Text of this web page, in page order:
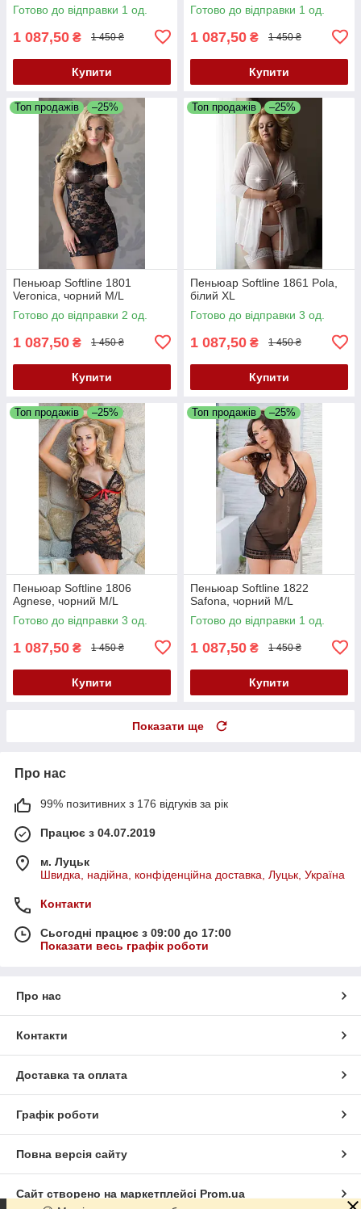
Готово до відправки 1 од.
1 087,50 ₴ 1 450 ₴
Купити
Готово до відправки 1 од.
1 087,50 ₴ 1 450 ₴
Купити
Топ продажів –25%
Пеньюар Softline 1801
Veronica, чорний M/L
Готово до відправки 2 од.
1 087,50 ₴ 1 450 ₴
Купити
Топ продажів –25%
Пеньюар Softline 1861 Pola,
білий XL
Готово до відправки 3 од.
1 087,50 ₴ 1 450 ₴
Купити
Топ продажів –25%
Пеньюар Softline 1806
Agnese, чорний M/L
Готово до відправки 3 од.
1 087,50 ₴ 1 450 ₴
Купити
Топ продажів –25%
Пеньюар Softline 1822
Safona, чорний M/L
Готово до відправки 1 од.
1 087,50 ₴ 1 450 ₴
Купити
Показати ще
Про нас
99% позитивних з 176 відгуків за рік
Працює з 04.07.2019
м. Луцьк
Швидка, надійна, конфіденційна доставка, Луцьк, Україна
Контакти
Сьогодні працює з 09:00 до 17:00
Показати весь графік роботи
Про нас
Контакти
Доставка та оплата
Графік роботи
Повна версія сайту
Сайт створено на маркетплейсі Prom.ua